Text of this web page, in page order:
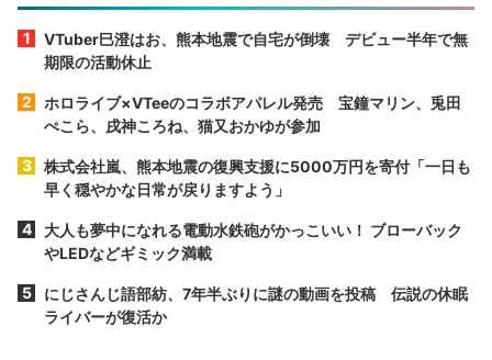
VTuber巳澄はお、熊本地震で自宅が倒壊 デビュー半年で無
期限の活動休止
ホロライブ×VTeeのコラボアパレル発売 宝鐘マリン、兎田
ぺこら、戌神ころね、猫又おかゆが参加
株式会社嵐、熊本地震の復興支援に5000万円を寄付「一日も
早く穏やかな日常が戻りますよう」
大人も夢中になれる電動水鉄砲がかっこいい！ ブローバック
やLEDなどギミック満載
にじさんじ語部紡、7年半ぶりに謎の動画を投稿 伝説の休眠
ライバーが復活か